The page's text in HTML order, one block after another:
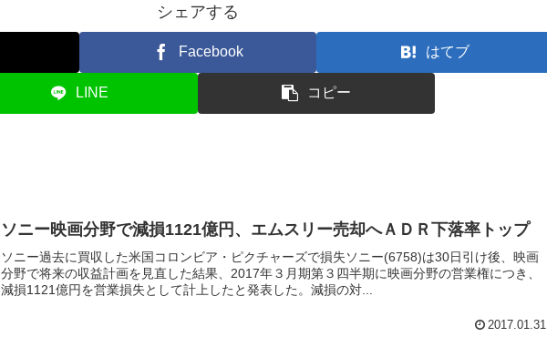
シェアする
Facebook はてブ
LINE コピー
ソニー映画分野で減損1121億円、エムスリー売却へＡＤＲ下落率トップ
ソニー過去に買収した米国コロンビア・ピクチャーズで損失ソニー(6758)は30日引け後、映画
分野で将来の収益計画を見直した結果、2017年３月期第３四半期に映画分野の営業権につき、
減損1121億円を営業損失として計上したと発表した。減損の対...
2017.01.31